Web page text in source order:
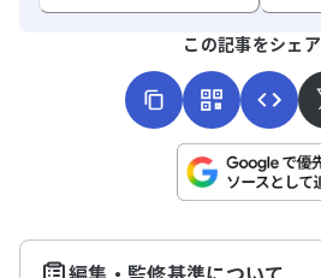
こちらは送信専用のフォームです。
この記事をシェ